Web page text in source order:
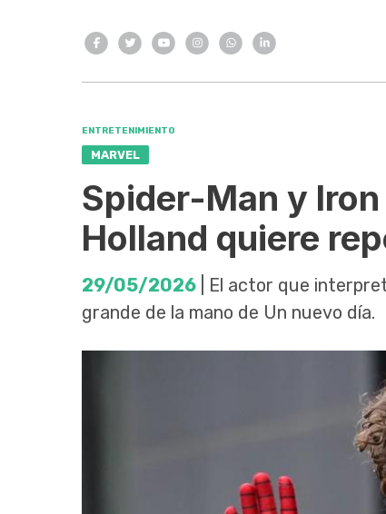
ENTRETENIMIENTO
MARVEL
Spider-Man y
Holland quiere
29/05/2026 | El actor que
grande de la mano de Un nuevo día.